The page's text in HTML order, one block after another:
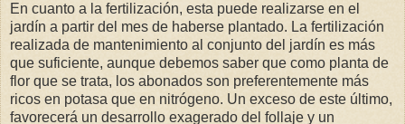
En cuanto a la fertilización, esta puede realizarse en el
jardín a partir del mes de haberse plantado. La fertilización
realizada de mantenimiento al conjunto del jardín es más
que suficiente, aunque debemos saber que como planta de
flor que se trata, los abonados son preferentemente más
ricos en potasa que en nitrógeno. Un exceso de este último,
favorecerá un desarrollo exagerado del follaje y un